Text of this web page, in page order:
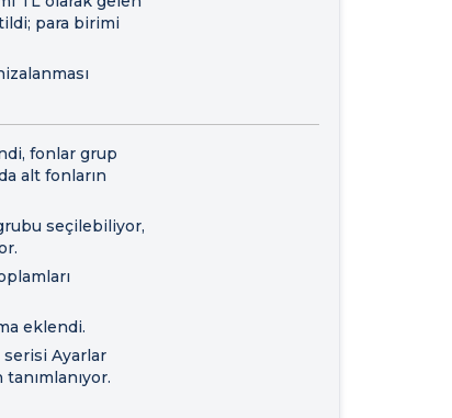
para birimi
fonlar grup
alt fonların
seçilebiliyor,
eklendi.
Ayarlar